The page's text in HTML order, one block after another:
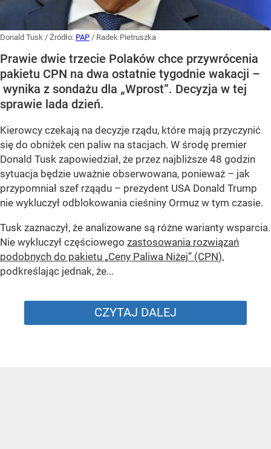
Donald Tusk / Źródło: PAP / Radek Pietruszka
Prawie dwie trzecie Polaków chce przywrócenia
pakietu CPN na dwa ostatnie tygodnie wakacji –
wynika z sondażu dla „Wprost”. Decyzja w tej
sprawie lada dzień.
Kierowcy czekają na decyzje rządu, które mają przyczynić
się do obniżek cen paliw na stacjach. W środę premier
Donald Tusk zapowiedział, że przez najbliższe 48 godzin
sytuacja będzie uważnie obserwowana, ponieważ – jak
przypomniał szef rząądu – prezydent USA Donald Trump
nie wykluczył odblokowania cieśniny Ormuz w tym czasie.
Tusk zaznaczył, że analizowane są różne warianty wsparcia.
Nie wykluczył częściowego zastosowania rozwiązań
podobnych do pakietu „Ceny Paliwa Niżej” (CPN),
podkreślając jednak, że...
CZYTAJ DALEJ